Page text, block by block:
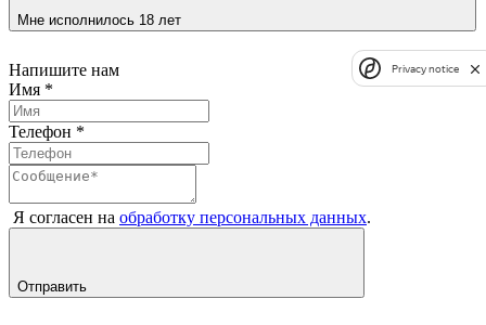
Мне исполнилось 18 лет
Напишите нам
Имя *
Телефон *
Я согласен на обработку персональных данных.
Отправить
Privacy notice